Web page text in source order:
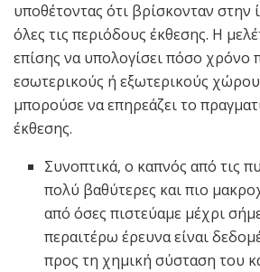
υποθέτοντας ότι βρίσκονταν στην
όλες τις περιόδους έκθεσης. Η
επίσης να υπολογίσει πόσο χρόνο
εσωτερικούς ή εξωτερικούς
μπορούσε να επηρεάζει το
έκθεσης.
Συνοπτικά, ο καπνός από τις
πολύ βαθύτερες και πιο
από όσες πιστεύαμε μέχρι
περαιτέρω έρευνα είναι
προς τη χημική σύσταση του